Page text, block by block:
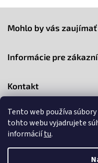
Tento web používa
tohto webu vyjadrujete
informáciítu.
Mohlo by vás zaujímať
Informácie pre
Kontakt
3Market